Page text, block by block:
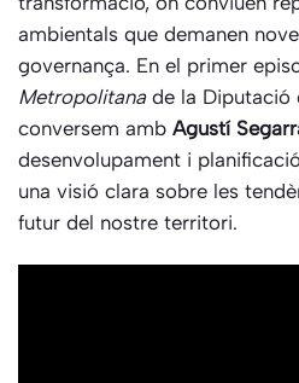
ambientals que demanen
governança. En el primer
Metropolitanade la Diputació
conversem amb Agustí
desenvolupament i
una visió clara sobre les
futur del nostre territori.